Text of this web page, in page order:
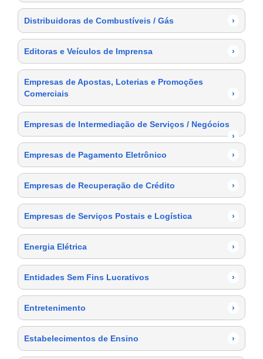
Distribuidoras de Combustíveis / Gás ›
Editoras e Veículos de Imprensa ›
Empresas de Apostas, Loterias e Promoções
Comerciais
›
Empresas de Intermediação de Serviços / Negócios
›
Empresas de Pagamento Eletrônico
›
Empresas de Recuperação de Crédito ›
Empresas de Serviços Postais e Logística ›
Energia Elétrica ›
Entidades Sem Fins Lucrativos ›
Entretenimento ›
Estabelecimentos de Ensino ›